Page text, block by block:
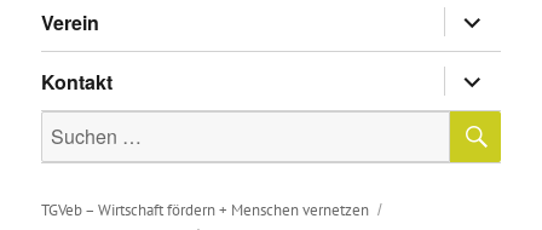
Verein
anzeigen
Kontakt
anzeigen
Suche
nach:
TGVeb – Wirtschaft fördern + Menschen vernetzen